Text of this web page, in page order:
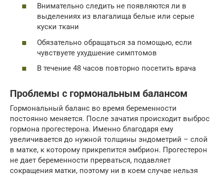
Внимательно следить не появляются ли в
выделениях из влагалища белые или серые
куски ткани
Обязательно обращаться за помощью, если
чувствуете ухудшение симптомов
В течение 48 часов повторно посетить врача
Проблемы с гормональным балансом
Гормональный баланс во время беременности
постоянно меняется. После зачатия происходит выброс
гормона прогестерона. Именно благодаря ему
увеличивается до нужной толщины эндометрий – слой
в матке, к которому прикрепится эмбрион. Прогестерон
не дает беременности прерваться, подавляет
сокращения матки, поэтому ни в коем случае нельзя